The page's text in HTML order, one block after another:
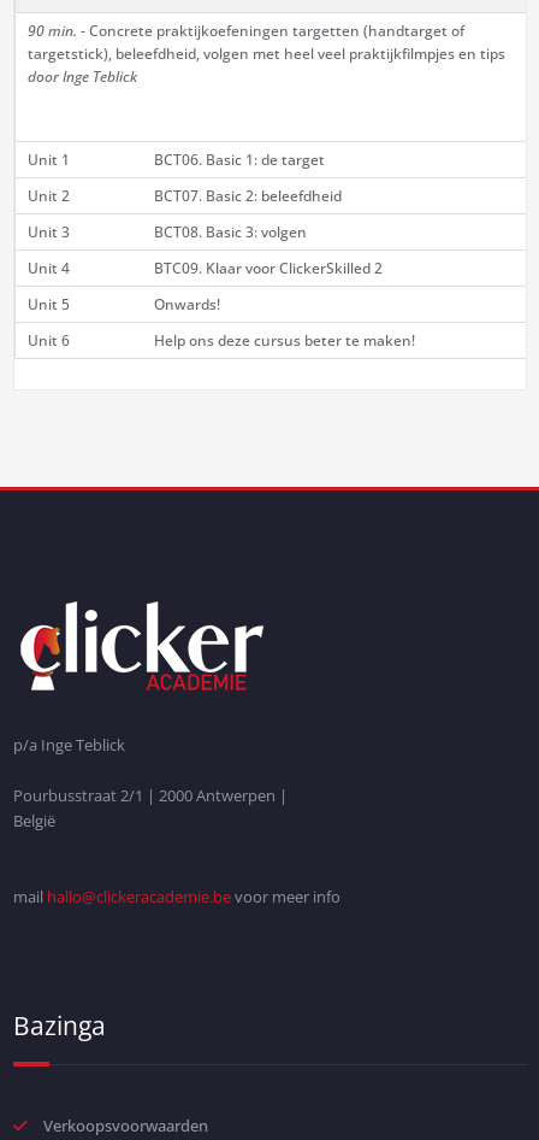
90 min. - Concrete praktijkoefeningen targetten (handtarget of
targetstick), beleefdheid, volgen met heel veel praktijkfilmpjes en tips
door Inge Teblick
Unit 1
BCT06. Basic 1: de target
Unit 2
BCT07. Basic 2: beleefdheid
Unit 3
BCT08. Basic 3: volgen
Unit 4
BTC09. Klaar voor ClickerSkilled 2
Unit 5
Onwards!
Unit 6
Help ons deze cursus beter te maken!
p/a Inge Teblick
Pourbusstraat 2/1 | 2000 Antwerpen |
België
mail hallo@clickeracademie.bevoor meer info
Bazinga
Verkoopsvoorwaarden